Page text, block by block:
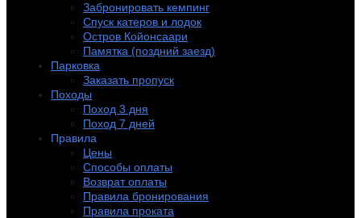
Забронировать кемпинг
Спуск катеров и лодок
Остров Койонсаари
Памятка (поздний заезд)
Парковка
Заказать пропуск
Походы
Поход 3 дня
Поход 7 дней
Правила
Цены
Способы оплаты
Возврат оплаты
Правила бронирования
Правила проката